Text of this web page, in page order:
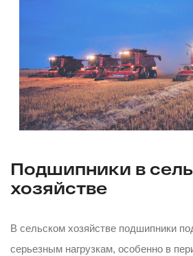
Подшипники в
хозяйстве
В сельском хозяйстве подшипники
серьезным нагрузкам, особенно в